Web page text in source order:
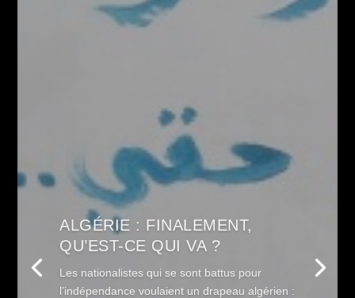
ALGÉRIE : FINALEMENT,
QU’EST-CE QUI VA ?
Les nationalistes qui se sont battus pour
l’indépendance voulaient un drapeau algérien :